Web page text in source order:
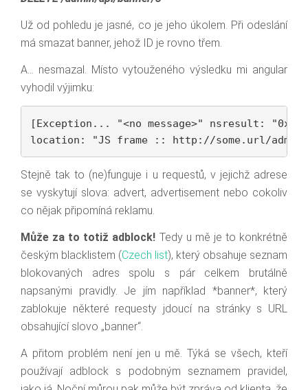
Už od pohledu je jasné, co je jeho úkolem. Při odeslání
má smazat banner, jehož ID je rovno třem.
A… nesmazal. Místo vytouženého výsledku mi angular
vyhodil výjimku:
[Exception... "<no message>" nsresult:
location: "JS frame :: http://some.url/
Stejně tak to (ne)funguje i u requestů, v jejichž adrese
se vyskytují slova: advert, advertisement nebo cokoliv
co nějak připomíná reklamu.
Může za to totiž adblock! Tedy u mě je to konkrétně
českým blacklistem (Czech list), který obsahuje seznam
blokovaných adres spolu s pár celkem brutálně
napsanými pravidly. Je jím například *banner*, který
zablokuje některé requesty jdoucí na stránky s URL
obsahující slovo „banner“.
A přitom problém není jen u mě. Týká se všech, kteří
používají adblock s podobným seznamem pravidel,